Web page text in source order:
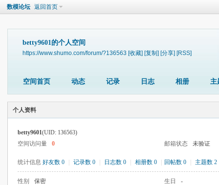
数模论坛 返回首页
betty9601的个人空间
https://www.shumo.com/forum/?136563 [收藏] [复制] [分享] [RSS]
空间首页 动态 记录 日志 相册 主
个人资料
betty9601(UID: 136563)
空间访问量
0 邮箱状态 未验证
统计信息 好友数 0 记录数 0 日志数 0 相册数 0 回帖数 0 主题数 2
性别 保密 生日 -